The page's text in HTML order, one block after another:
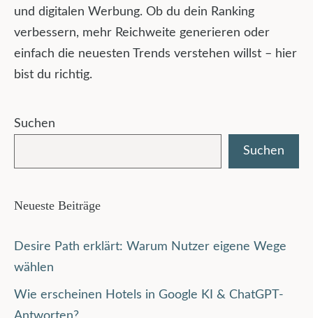
und digitalen Werbung. Ob du dein Ranking
verbessern, mehr Reichweite generieren oder
einfach die neuesten Trends verstehen willst – hier
bist du richtig.
Suchen
Suchen
Neueste Beiträge
Desire Path erklärt: Warum Nutzer eigene Wege
wählen
Wie erscheinen Hotels in Google KI & ChatGPT-